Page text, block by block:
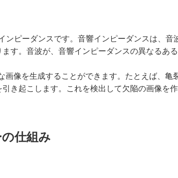
ピーダンスです。音響インピーダンスは、音
す。音波が、音響インピーダンスの異なるあ
像を生成することができます。たとえば、亀
き起こします。これを検出して欠陥の画像を
仕組み